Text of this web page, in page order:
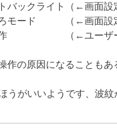
バックライト（←画面設
ろモード （←画面設
操作 （←ユーザー
原因になることもあ
いいようです、波紋